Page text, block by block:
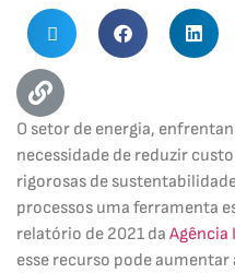
O setor de energia,
necessidade de reduzir
rigorosas de
processos uma ferramenta
relatório de 2021 da Agência
esse recurso pode